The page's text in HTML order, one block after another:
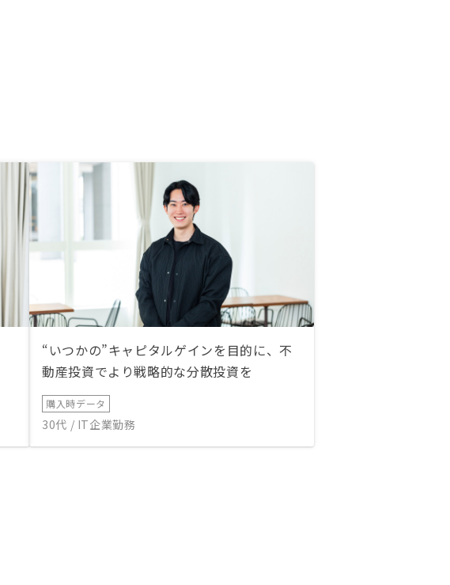
“いつかの”キャピタルゲインを目的に、不
動産投資でより戦略的な分散投資を
購入時データ
30代 / IT企業勤務